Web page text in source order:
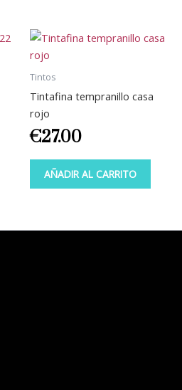
Tintos
Tintafina tempranillo casa
rojo
€27.00
AÑADIR AL CARRITO